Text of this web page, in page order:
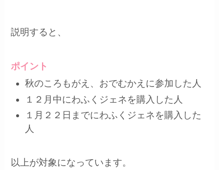
説明すると、
ポイント
秋のころもがえ、おでむかえに参加した人
１２月中にわふくジェネを購入した人
１月２２日までにわふくジェネを購入した
人
以上が対象になっています。